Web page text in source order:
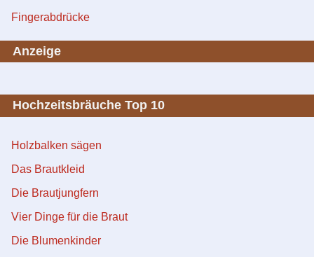
Fingerabdrücke
Anzeige
Hochzeitsbräuche Top 10
Holzbalken sägen
Das Brautkleid
Die Brautjungfern
Vier Dinge für die Braut
Die Blumenkinder